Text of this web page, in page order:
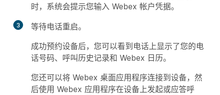
时，系统会提示您输入 Webex 帐户凭据。
3
等待电话重启。
成功预约设备后，您可以看到电话上显示了您的电
话号码、呼叫历史记录和 Webex 日历。
您还可以将 Webex 桌面应用程序连接到设备，然
后使用 Webex 应用程序在设备上发起或应答呼